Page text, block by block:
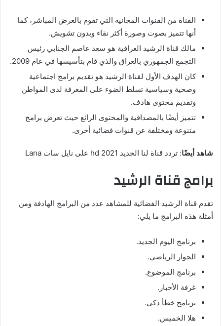
القناة من القنوات المجانية التي تقوم بالعرض المباشر، كما
أنها تتميز بصوت وصورة أكثر نقاء وبدون تشويش.
مالك قناة الرشيد العراقية هو سعد عاصم الجنابي رئيس
التجمع الجمهوري بالعراق والذي قام بتأسيسها في عام 2009.
كان الهدف الأول لقناة الرشيد هو تقديم برامج اجتماعية
وصحية وسياسية تسلط الضوء على المعرفة لدى المواطن
وتقديم محتوى هادف.
تتميز أيضًا بالمصداقية والمحتوى الرائع حيث تعرض برامج
متنوعة ومختلفة عن قنوات فضائية أخرى.
شاهد أيضًا: تردد قناة لنا الجديد 2021 hd على نايل سات Lana
برامج قناة الرشيد
تقدم قناة الرشيد الفضائية للمشاهد عدد من البرامج الهادفة ومن
أمثلة هذه البرامج ما يلي:
برنامج اليوم الجديد.
الحوار الرياضي.
برنامج الموضوع.
غرفة الأخبار.
برنامج خطأ ذكي.
هلا الخميس.